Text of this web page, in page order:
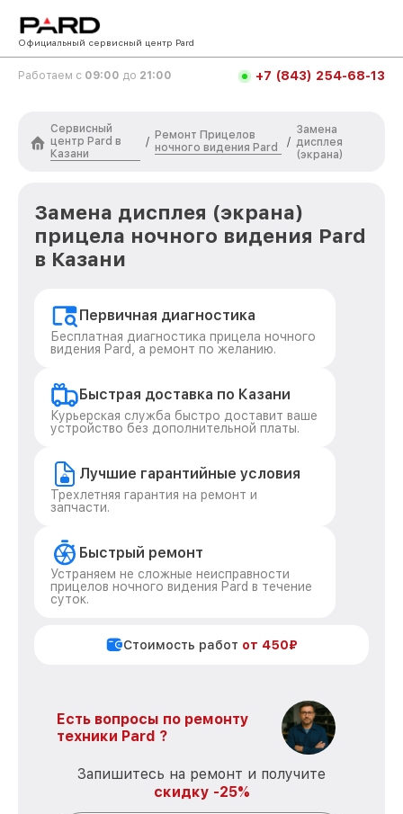
Официальный сервисный центр Pard
Работаем с 09:00 до 21:00 +7 (843) 254-68-13
Сервисный
центр Pard в
Казани
/
Ремонт Прицелов
ночного видения Pard
/
Замена
дисплея
(экрана)
Замена дисплея (экрана)
прицела ночного видения Pard
в Казани
Первичная диагностика
Бесплатная диагностика прицела ночного
видения Pard, а ремонт по желанию.
Быстрая доставка по Казани
Курьерская служба быстро доставит ваше
устройство без дополнительной платы.
Лучшие гарантийные условия
Трехлетняя гарантия на ремонт и
запчасти.
Быстрый ремонт
Устраняем не сложные неисправности
прицелов ночного видения Pard в течение
суток.
Стоимость работ от 450₽
Есть вопросы по ремонту
техники Pard ?
Запишитесь на ремонт и получите
скидку -25%